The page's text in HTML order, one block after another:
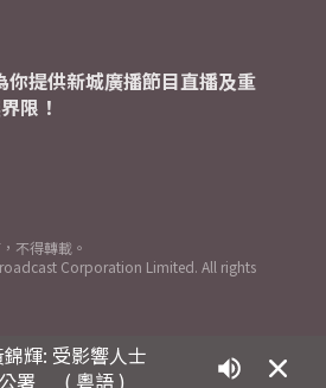
輝: 受影響人士
署
( 粵語 )
提供新城廣播節目直播及重
限！
不得轉載。
Corporation Limited. All rights